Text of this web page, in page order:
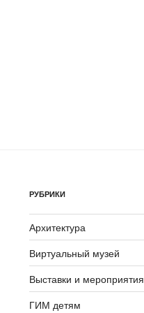
РУБРИКИ
Архитектура
Виртуальный музей
Выставки и мероприятия
ГИМ детям